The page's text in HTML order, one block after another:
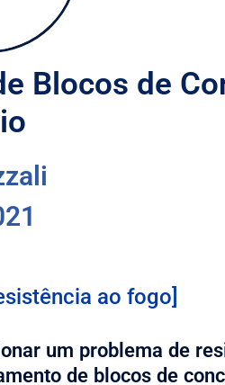
Blocos de
ao fogo]
um problema de
de blocos de